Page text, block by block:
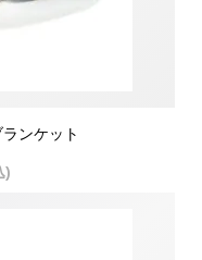
ンケット
)